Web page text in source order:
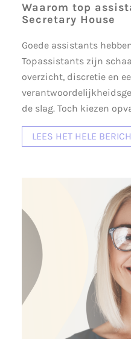
Waarom top
Secretary House
Goede assistants
Topassistants zijn
overzicht, discretie en
de slag. Toch kiezen
LEES HET HELE